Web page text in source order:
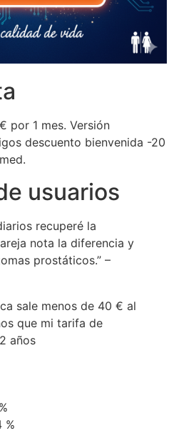
por 1 mes. Versión
descuento bienvenida -20
usuarios
recuperé la
nota la diferencia y
prostáticos.” –
sale menos de 40 € al
que mi tarifa de
años
%